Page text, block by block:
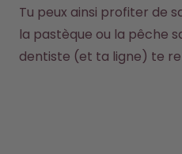
Design Edition:
createdbygabe × air up®
Tu peux ainsi profiter de
la pastèque ou la pêche
dentiste (et ta ligne) te